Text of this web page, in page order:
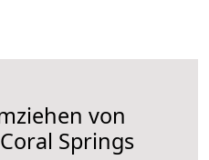
von
Springs